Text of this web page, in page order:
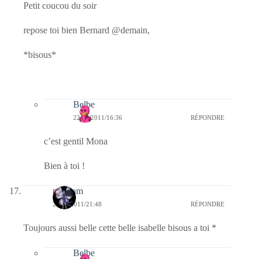
Petit coucou du soir
repose toi bien Bernard @demain,
*bisous*
Belbe
22/03/2011/16:36 RÉPONDRE
c’est gentil Mona
Bien à toi !
magsam
21/03/2011/21:48 RÉPONDRE
Toujours aussi belle cette belle isabelle bisous a toi *
Belbe